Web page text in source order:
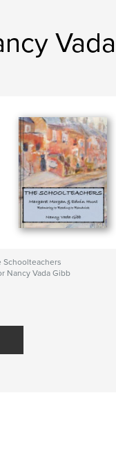
Vada
Schoolteachers
Nancy Vada Gibb